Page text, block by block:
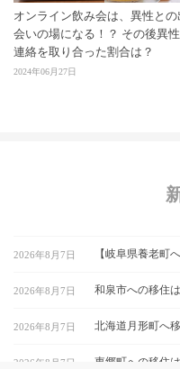
オンライン飲み会は、異性との
会いの場になる！？ その後異性
連絡を取り合った割合は？
2024年06月27日
2026年8月7日
2026年8月7日
2026年8月7日
2026年8月7日